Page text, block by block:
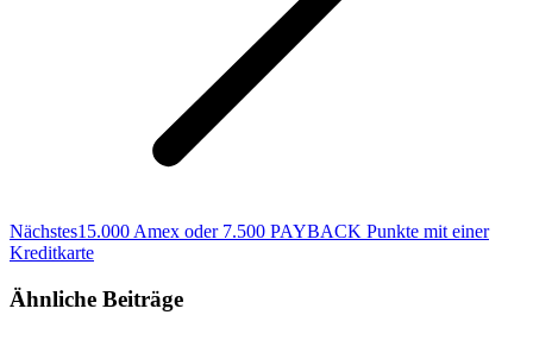
NächstesNächster
Beitrag:
15.000 Amex oder 7.500 PAYBACK Punkte mit einer
Kreditkarte
Ähnliche Beiträge